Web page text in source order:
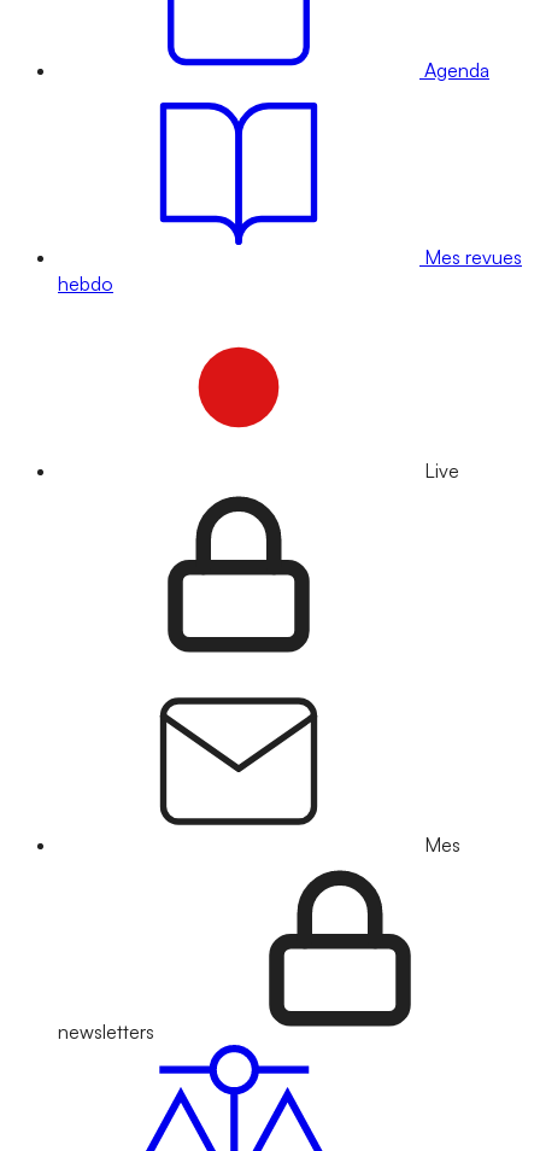
Agenda
Mes revues
hebdo
Live
Mes
newsletters